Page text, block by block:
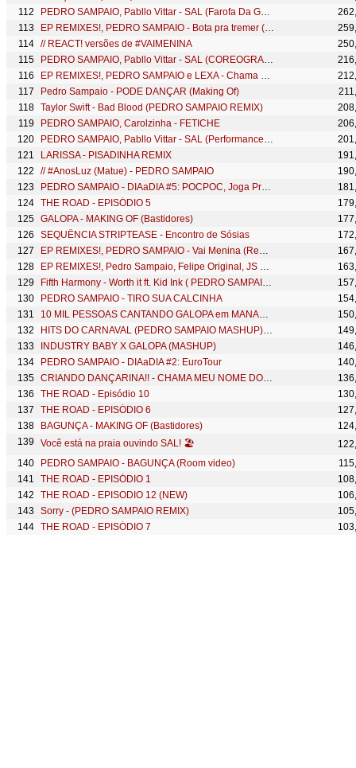
PEDRO SAMPAIO, Pabllo Vittar - SAL (Farofa Da GKAY 2022)
EP REMIXES!, PEDRO SAMPAIO - Bota pra tremer (remix)
// REACT! versões de #VAIMENINA
PEDRO SAMPAIO, Pabllo Vittar - SAL (COREOGRAFIA OFICIAL)
EP REMIXES!, PEDRO SAMPAIO e LEXA - Chama Ela (Remix)
Pedro Sampaio - PODE DANÇAR (Making Of)
Taylor Swift - Bad Blood (PEDRO SAMPAIO REMIX)
PEDRO SAMPAIO, Carolzinha - FETICHE
PEDRO SAMPAIO, Pabllo Vittar - SAL (Performance ao Vivo)
LARISSA - PISADINHA REMIX
// #AnosLuz (Matue) - PEDRO SAMPAIO
PEDRO SAMPAIO - DIAaDIA #5: POCPOC, Joga Pra Lua, Sequência Revolucionária, Joelma...
THE ROAD - EPISÓDIO 5
GALOPA - MAKING OF (Bastidores)
SEQUÊNCIA STRIPTEASE - Encontro de Sósias
EP REMIXES!, PEDRO SAMPAIO - Vai Menina (Remix)
EP REMIXES!, Pedro Sampaio, Felipe Original, JS O Mão de Ouro - SENTADÃO (Batooke Native Remix)
Fifth Harmony - Worth it ft. Kid Ink ( PEDRO SAMPAIO REMIX )
PEDRO SAMPAIO - TIRO SUA CALCINHA
10 MIL PESSOAS CANTANDO GALOPA em MANAUS!
HITS DO CARNAVAL (PEDRO SAMPAIO MASHUP) [VERSAO COMPLETA]
INDUSTRY BABY X GALOPA (MASHUP)
PEDRO SAMPAIO - DIAaDIA #2: EuroTour
CRIANDO DANÇARINA!! - CHAMA MEU NOME DOC (EP 1)
THE ROAD - Episódio 10
THE ROAD - EPISÓDIO 6
BAGUNÇA - MAKING OF (Bastidores)
Você está na praia ouvindo SAL! 🏖️
PEDRO SAMPAIO - BAGUNÇA (Room video)
THE ROAD - EPISÓDIO 1
THE ROAD - EPISODIO 12 (NEW)
Sorry - (PEDRO SAMPAIO REMIX)
THE ROAD - EPISÓDIO 7